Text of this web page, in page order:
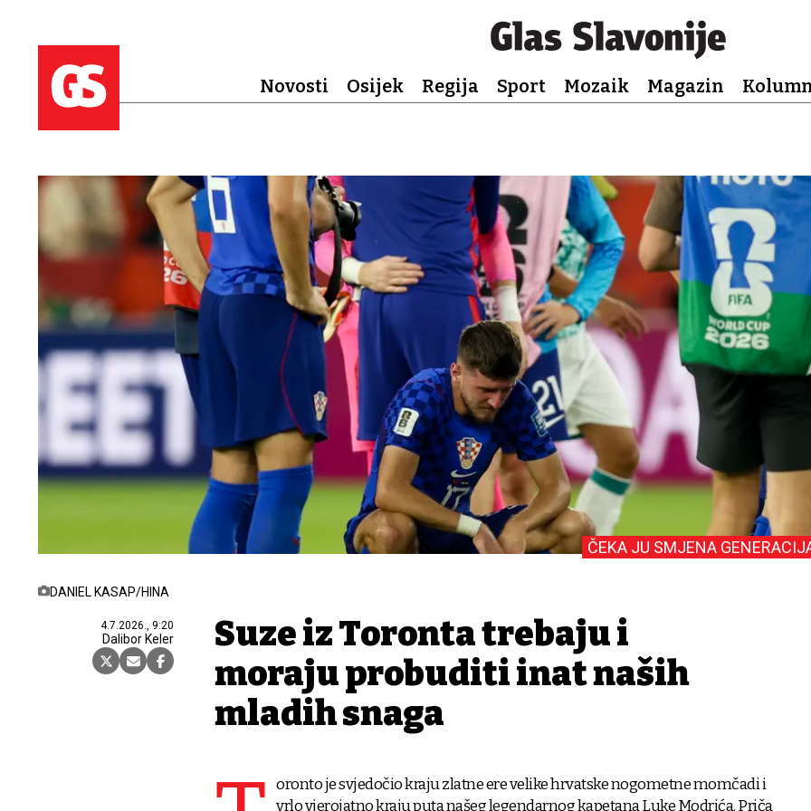
Novosti Osijek Regija Sport Mozaik Magazin
DANIEL KASAP/HINA
4.7.2026., 9:20
Dalibor Keler
ČEKA JU SMJENA
Suze iz Toronta trebaju i
moraju probuditi inat naših
mladih snaga
oronto je svjedočio kraju zlatne ere velike hrvatske nogometne momčadi i
vrlo vjerojatno kraju puta našeg legendarnog kapetana Luke Modrića. Priča